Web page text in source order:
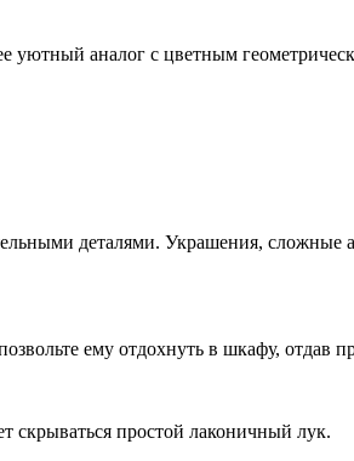
уютный аналог с цветным
деталями. Украшения,
ему отдохнуть в шкафу, отдав
скрываться простой лаконичный лук.